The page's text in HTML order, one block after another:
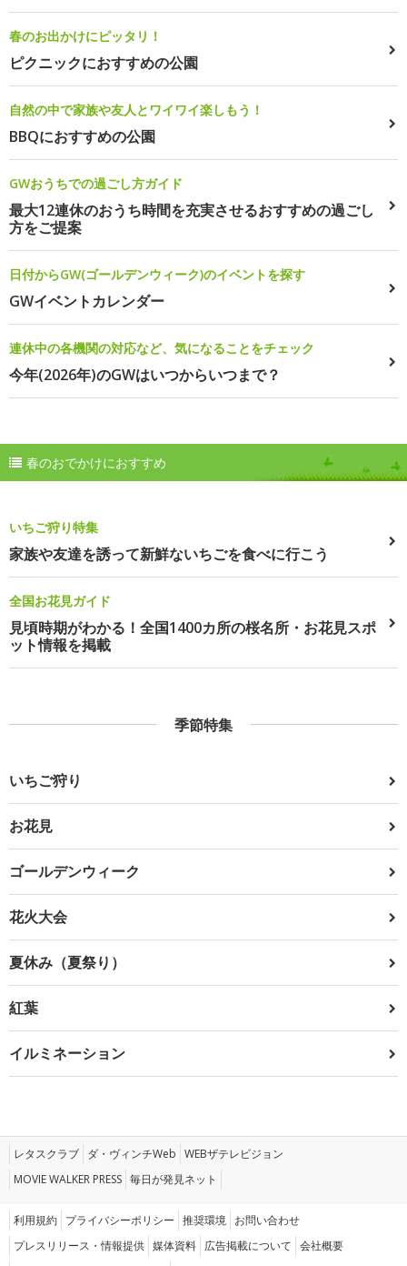
春のお出かけにピッタリ！
ピクニックにおすすめの公園
自然の中で家族や友人とワイワイ楽しもう！
BBQにおすすめの公園
GWおうちでの過ごし方ガイド
最大12連休のおうち時間を充実させるおすすめの過ごし
方をご提案
日付からGW(ゴールデンウィーク)のイベントを探す
GWイベントカレンダー
連休中の各機関の対応など、気になることをチェック
今年(2026年)のGWはいつからいつまで？
春のおでかけにおすすめ
いちご狩り特集
家族や友達を誘って新鮮ないちごを食べに行こう
全国お花見ガイド
見頃時期がわかる！全国1400カ所の桜名所・お花見スポ
ット情報を掲載
季節特集
いちご狩り
お花見
ゴールデンウィーク
花火大会
夏休み（夏祭り）
紅葉
イルミネーション
レタスクラブ ダ・ヴィンチWeb WEBザテレビジョン
MOVIE WALKER PRESS 毎日が発見ネット
利用規約 プライバシーポリシー 推奨環境 お問い合わせ
プレスリリース・情報提供 媒体資料 広告掲載について 会社概要